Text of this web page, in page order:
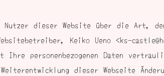
dieser Website über die Art, den
Keiko Ueno <ks-
Ihre personenbezogenen Daten
dieser Webseite